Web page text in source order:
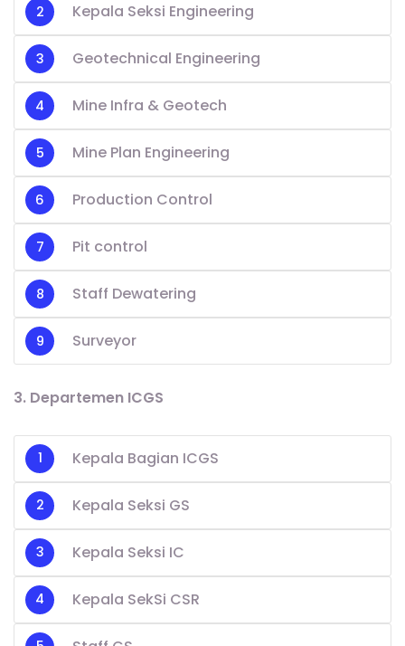
Kepala Seksi Engineering
Geotechnical Engineering
Mine Infra & Geotech
Mine Plan Engineering
Production Control
Pit control
Staff Dewatering
Surveyor
3. Departemen ICGS
Kepala Bagian ICGS
Kepala Seksi GS
Kepala Seksi IC
Kepala SekSi CSR